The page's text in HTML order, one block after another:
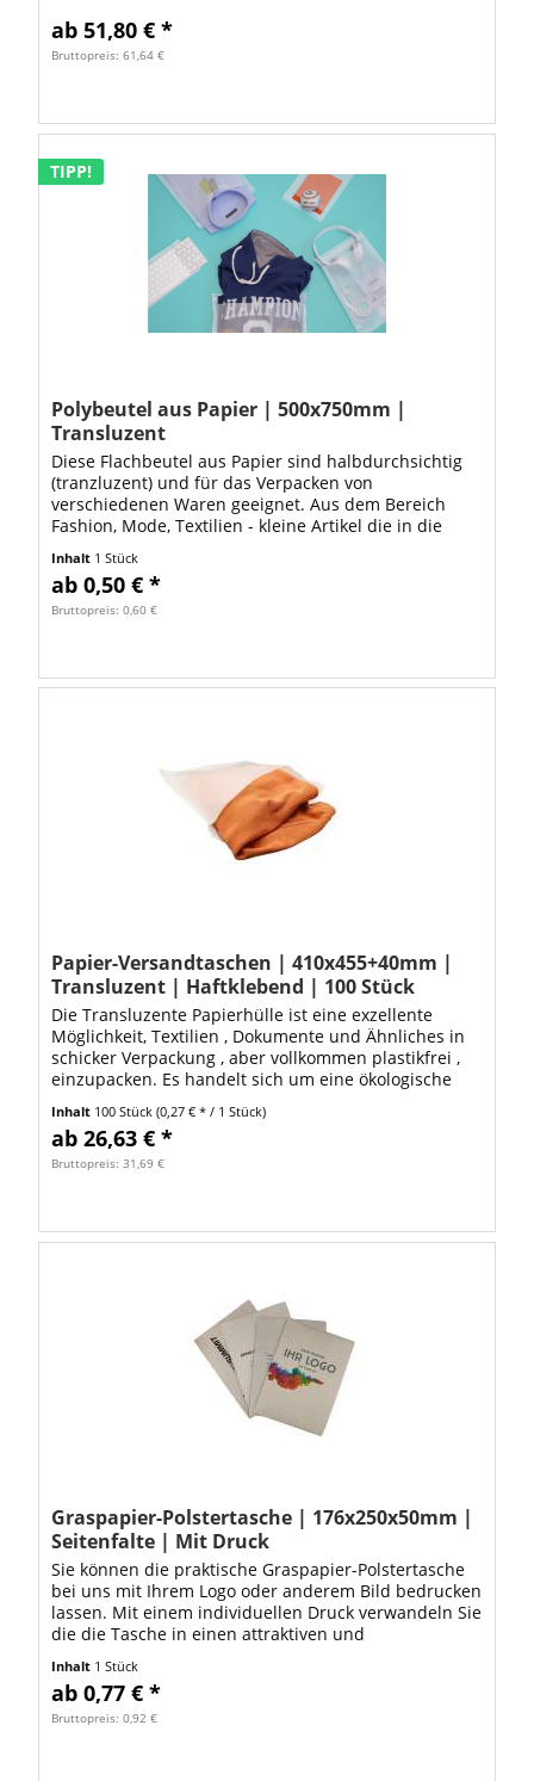
ab 51,80 € *
Bruttopreis: 61,64 €
TIPP!
Polybeutel aus Papier | 500x750mm |
Transluzent
Diese Flachbeutel aus Papier sind halbdurchsichtig
(tranzluzent) und für das Verpacken von
verschiedenen Waren geeignet. Aus dem Bereich
Fashion, Mode, Textilien - kleine Artikel die in die
Inhalt 1 Stück
ab 0,50 € *
Bruttopreis: 0,60 €
Papier-Versandtaschen | 410x455+40mm |
Transluzent | Haftklebend | 100 Stück
Die Transluzente Papierhülle ist eine exzellente
Möglichkeit, Textilien , Dokumente und Ähnliches in
schicker Verpackung , aber vollkommen plastikfrei ,
einzupacken. Es handelt sich um eine ökologische
Inhalt 100 Stück(0,27 € * / 1 Stück)
ab 26,63 € *
Bruttopreis: 31,69 €
Graspapier-Polstertasche | 176x250x50mm |
Seitenfalte | Mit Druck
Sie können die praktische Graspapier-Polstertasche
bei uns mit Ihrem Logo oder anderem Bild bedrucken
lassen. Mit einem individuellen Druck verwandeln Sie
die die Tasche in einen attraktiven und
Inhalt 1 Stück
ab 0,77 € *
Bruttopreis: 0,92 €